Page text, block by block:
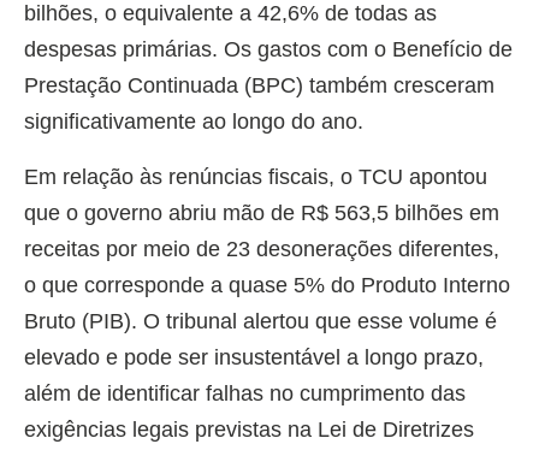
bilhões, o equivalente a 42,6% de todas as
despesas primárias. Os gastos com o Benefício de
Prestação Continuada (BPC) também cresceram
significativamente ao longo do ano.
Em relação às renúncias fiscais, o TCU apontou
que o governo abriu mão de R$ 563,5 bilhões em
receitas por meio de 23 desonerações diferentes,
o que corresponde a quase 5% do Produto Interno
Bruto (PIB). O tribunal alertou que esse volume é
elevado e pode ser insustentável a longo prazo,
além de identificar falhas no cumprimento das
exigências legais previstas na Lei de Diretrizes